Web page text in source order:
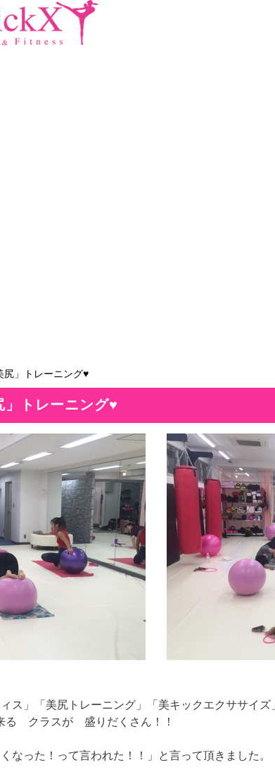
」トレーニング♥
トレーニング♥
ス」「美尻トレーニング」「美キックエクササイ
る クラスが 盛りだくさん！！
なった！って言われた！！」と言って頂きました